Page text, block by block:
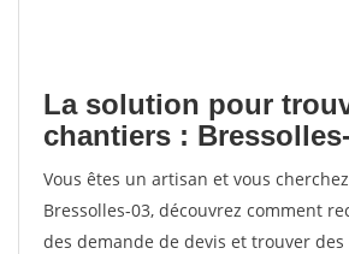
La solution pour
chantiers :
Vous êtes un artisan et vous
Bressolles-03, découvrez comment
des demande de devis et trouver